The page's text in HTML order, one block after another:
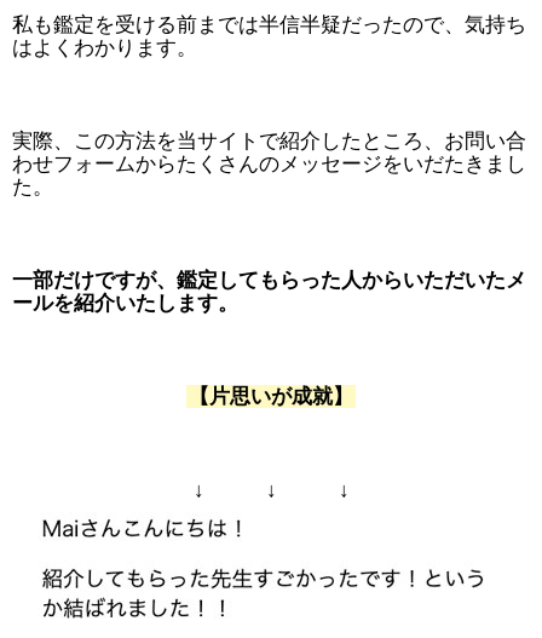
私も鑑定を受ける前までは半信半疑だったので、気持ち
はよくわかります。
実際、この方法を当サイトで紹介したところ、お問い合
わせフォームからたくさんのメッセージをいだたきまし
た。
一部だけですが、鑑定してもらった人からいただいたメ
ールを紹介いたします。
【片思いが成就】
↓ ↓ ↓